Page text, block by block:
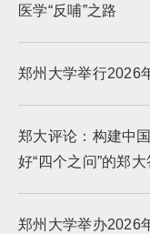
医学“反哺”之路
郑州大学举行2026
郑大评论：构建中
好“四个之问”的郑大
郑州大学举办2026